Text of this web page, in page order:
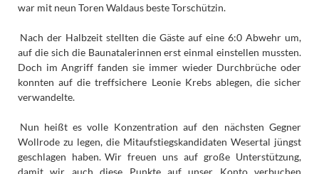
war mit neun Toren Waldaus beste Torschützin.
Nach der Halbzeit stellten die Gäste auf eine 6:0 Abwehr um,
auf die sich die Baunatalerinnen erst einmal einstellen mussten.
Doch im Angriff fanden sie immer wieder Durchbrüche oder
konnten auf die treffsichere Leonie Krebs ablegen, die sicher
verwandelte.
Nun heißt es volle Konzentration auf den nächsten Gegner
Wollrode zu legen, die Mitaufstiegskandidaten Wesertal jüngst
geschlagen haben. Wir freuen uns auf große Unterstützung,